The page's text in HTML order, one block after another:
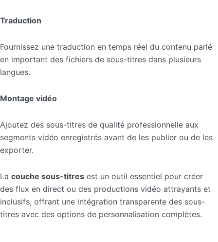
Traduction
Fournissez une traduction en temps réel du contenu parlé
en important des fichiers de sous-titres dans plusieurs
langues.
Montage vidéo
Ajoutez des sous-titres de qualité professionnelle aux
segments vidéo enregistrés avant de les publier ou de les
exporter.
La couche sous-titres est un outil essentiel pour créer
des flux en direct ou des productions vidéo attrayants et
inclusifs, offrant une intégration transparente des sous-
titres avec des options de personnalisation complètes.